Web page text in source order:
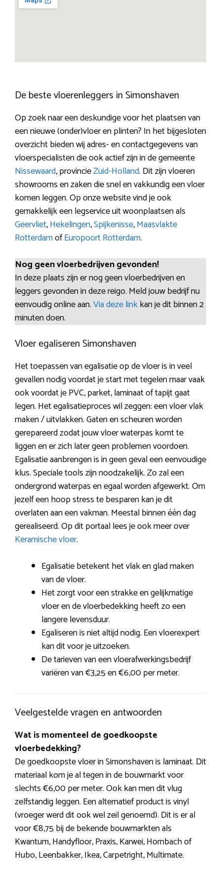
De beste vloerenleggers in Simonshaven
Op zoek naar een deskundige voor het plaatsen van
een nieuwe (onder)vloer en plinten? In het bijgesloten
overzicht bieden wij adres- en contactgegevens van
vloerspecialisten die ook actief zijn in de gemeente
Nissewaard, provincieZuid-Holland. Dit zijn vloeren
showrooms en zaken die snel en vakkundig een vloer
komen leggen. Op onze website vind je ook
gemakkelijk een legservice uit woonplaatsen als
Geervliet,Hekelingen,Spijkenisse,Maasvlakte
RotterdamofEuropoort Rotterdam.
Nog geen vloerbedrijven gevonden!
In deze plaats zijn er nog geen vloerbedrijven en
leggers gevonden in deze reigo. Meld jouw bedrijf nu
eenvoudig online aan.Via deze linkkan je dit binnen 2
minuten doen.
Vloer egaliseren Simonshaven
Het toepassen van egalisatie op de vloer is in veel
gevallen nodig voordat je start met tegelen maar vaak
ook voordat je PVC, parket, laminaat of tapijt gaat
legen. Het egalisatieproces wil zeggen: een vloer vlak
maken / uitvlakken. Gaten en scheuren worden
gerepareerd zodat jouw vloer waterpas komt te
liggen en er zich later geen problemen voordoen.
Egalisatie aanbrengen is in geen geval een eenvoudige
klus. Speciale tools zijn noodzakelijk. Zo zal een
ondergrond waterpas en egaal worden afgewerkt. Om
jezelf een hoop stress te besparen kan je dit
overlaten aan een vakman. Meestal binnen één dag
gerealiseerd. Op dit portaal lees je ook meer over
Keramische vloer.
Egalisatie betekent het vlak en glad maken
van de vloer.
Het zorgt voor een strakke en gelijkmatige
vloer en de vloerbedekking heeft zo een
langere levensduur.
Egaliseren is niet altijd nodig. Een vloerexpert
kan dit voor je uitzoeken.
De tarieven van een vloerafwerkingsbedrijf
variëren van €3,25 en €6,00 per meter.
Veelgestelde vragen en antwoorden
Wat is momenteel de goedkoopste
vloerbedekking?
De goedkoopste vloer in Simonshaven is laminaat. Dit
materiaal kom je al tegen in de bouwmarkt voor
slechts €6,00 per meter. Ook kan men dit vlug
zelfstandig leggen. Een alternatief product is vinyl
(vroeger werd dit ook wel zeil genoemd). Dit is er al
voor €8,75 bij de bekende bouwmarkten als
Kwantum, Handyfloor, Praxis, Karwei, Hornbach of
Hubo, Leenbakker, Ikea, Carpetright, Multimate.